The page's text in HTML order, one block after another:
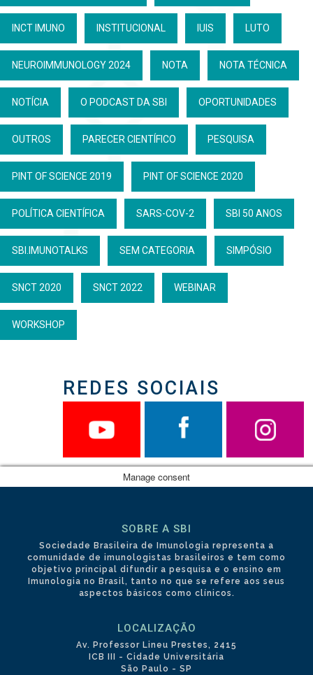
INCT IMUNO INSTITUCIONAL IUIS LUTO
NEUROIMMUNOLOGY 2024 NOTA NOTA TÉCNICA
NOTÍCIA O PODCAST DA SBI OPORTUNIDADES
OUTROS PARECER CIENTÍFICO PESQUISA
PINT OF SCIENCE 2019 PINT OF SCIENCE 2020
POLÍTICA CIENTÍFICA SARS-COV-2 SBI 50 ANOS
SBI.IMUNOTALKS SEM CATEGORIA SIMPÓSIO
SNCT 2020 SNCT 2022 WEBINAR
WORKSHOP
REDES SOCIAIS
SOBRE A SBI
Sociedade Brasileira de Imunologia representa a
comunidade de imunologistas brasileiros e tem como
objetivo principal difundir a pesquisa e o ensino em
Imunologia no Brasil, tanto no que se refere aos seus
aspectos básicos como clínicos.
LOCALIZAÇÃO
Av. Professor Lineu Prestes, 2415
ICB III - Cidade Universitária
São Paulo - SP
Manage consent